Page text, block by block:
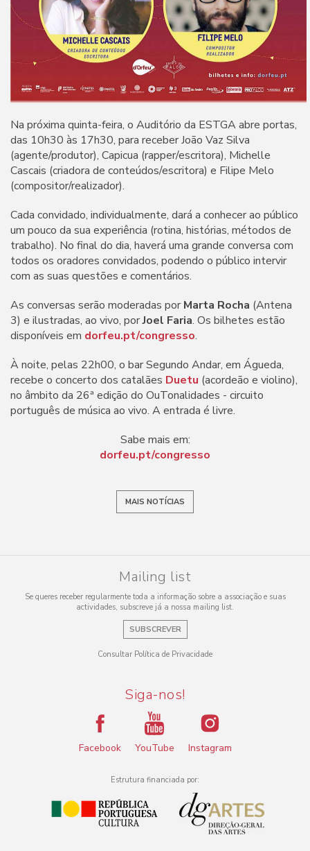
Na próxima quinta-feira, o Auditório da ESTGA abre portas,
das 10h30 às 17h30, para receber João Vaz Silva
(agente/produtor), Capicua (rapper/escritora), Michelle
Cascais (criadora de conteúdos/escritora) e Filipe Melo
(compositor/realizador).
Cada convidado, individualmente, dará a conhecer ao público
um pouco da sua experiência (rotina, histórias, métodos de
trabalho). No final do dia, haverá uma grande conversa com
todos os oradores convidados, podendo o público intervir
com as suas questões e comentários.
As conversas serão moderadas por Marta Rocha (Antena
3) e ilustradas, ao vivo, porJoel Faria. Os bilhetes estão
disponíveis em dorfeu.pt/congresso.
À noite, pelas 22h00, o bar Segundo Andar, em Águeda,
recebe o concerto dos catalães Duetu (acordeão e violino),
no âmbito da 26ª edição do OuTonalidades - circuito
português de música ao vivo. A entrada é livre.
Sabe mais em:
dorfeu.pt/congresso
MAIS NOTÍCIAS
Mailing list
Se queres receber regularmente toda a informação sobre a associação e suas
actividades, subscreve já a nossa mailing list.
SUBSCREVER
Consultar Política de Privacidade
Siga-nos!
Facebook YouTube Instagram
Estrutura financiada por: